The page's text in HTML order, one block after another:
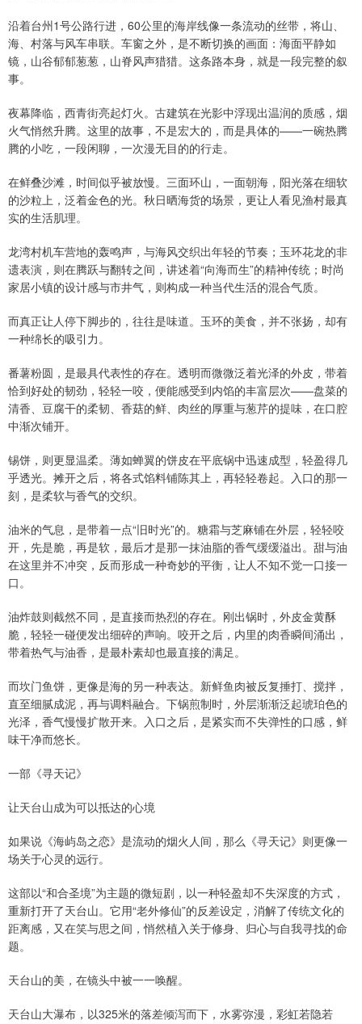
沿着台州1号公路行进，60公里的海岸线像一条流动的丝带，将山、
海、村落与风车串联。车窗之外，是不断切换的画面：海面平静如
镜，山谷郁郁葱葱，山脊风声猎猎。这条路本身，就是一段完整的叙
事。
夜幕降临，西青街亮起灯火。古建筑在光影中浮现出温润的质感，烟
火气悄然升腾。这里的故事，不是宏大的，而是具体的——一碗热腾
腾的小吃，一段闲聊，一次漫无目的的行走。
在鲜叠沙滩，时间似乎被放慢。三面环山，一面朝海，阳光落在细软
的沙粒上，泛着金色的光。秋日晒海货的场景，更让人看见渔村最真
实的生活肌理。
龙湾村机车营地的轰鸣声，与海风交织出年轻的节奏；玉环花龙的非
遗表演，则在腾跃与翻转之间，讲述着“向海而生”的精神传统；时尚
家居小镇的设计感与市井气，则构成一种当代生活的混合气质。
而真正让人停下脚步的，往往是味道。玉环的美食，并不张扬，却有
一种绵长的吸引力。
番薯粉圆，是最具代表性的存在。透明而微微泛着光泽的外皮，带着
恰到好处的韧劲，轻轻一咬，便能感受到内馅的丰富层次——盘菜的
清香、豆腐干的柔韧、香菇的鲜、肉丝的厚重与葱芹的提味，在口腔
中渐次铺开。
锡饼，则更显温柔。薄如蝉翼的饼皮在平底锅中迅速成型，轻盈得几
乎透光。摊开之后，将各式馅料铺陈其上，再轻轻卷起。入口的那一
刻，是柔软与香气的交织。
油米的气息，是带着一点“旧时光”的。糖霜与芝麻铺在外层，轻轻咬
开，先是脆，再是软，最后才是那一抹油脂的香气缓缓溢出。甜与油
在这里并不冲突，反而形成一种奇妙的平衡，让人不知不觉一口接一
口。
油炸鼓则截然不同，是直接而热烈的存在。刚出锅时，外皮金黄酥
脆，轻轻一碰便发出细碎的声响。咬开之后，内里的肉香瞬间涌出，
带着热气与油香，是最朴素却也最直接的满足。
而坎门鱼饼，更像是海的另一种表达。新鲜鱼肉被反复捶打、搅拌，
直至细腻成泥，再与调料融合。下锅煎制时，外层渐渐泛起琥珀色的
光泽，香气慢慢扩散开来。入口之后，是紧实而不失弹性的口感，鲜
味干净而悠长。
一部《寻天记》
让天台山成为可以抵达的心境
如果说《海屿岛之恋》是流动的烟火人间，那么《寻天记》则更像一
场关于心灵的远行。
这部以“和合圣境”为主题的微短剧，以一种轻盈却不失深度的方式，
重新打开了天台山。它用“老外修仙”的反差设定，消解了传统文化的
距离感，又在笑与思之间，悄然植入关于修身、归心与自我寻找的命
题。
天台山的美，在镜头中被一一唤醒。
天台山大瀑布，以325米的落差倾泻而下，水雾弥漫，彩虹若隐若